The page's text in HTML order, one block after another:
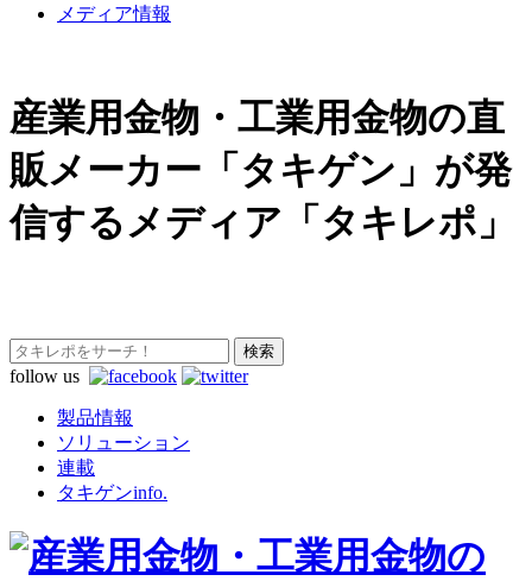
メディア情報
産業用金物・工業用金物の直
販メーカー「タキゲン」が発
信するメディア「タキレポ」
follow us
製品情報
ソリューション
連載
タキゲンinfo.